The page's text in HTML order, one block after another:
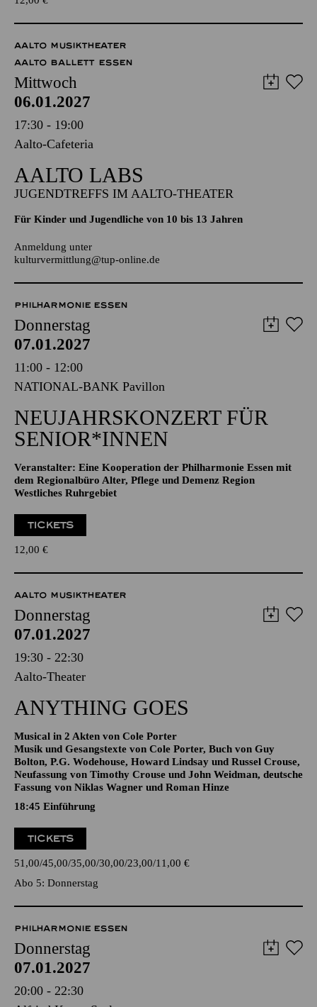
12,00€
AALTO MUSIKTHEATER
AALTO BALLETT ESSEN
Mittwoch
06.01.2027
17:30 - 19:00
Aalto-Cafeteria
AALTO LABS
Für Kinder und Jugendliche von 10 bis 13 Jahren
kulturvermittlung@tup-online.de
PHILHARMONIE ESSEN
Donnerstag
07.01.2027
11:00 - 12:00
NATIONAL-BANK Pavillon
NEUJAHRSKONZERT FÜR
SENIOR*INNEN
dem Regionalbüro Alter, Pflege und Demenz Region
Westliches Ruhrgebiet
12,00€
AALTO MUSIKTHEATER
Donnerstag
07.01.2027
19:30 - 22:30
ANYTHING GOES
Musical in 2 Akten von Cole Porter
Musik und Gesangstexte von Cole Porter, Buch von Guy
Bolton, P.G. Wodehouse, Howard Lindsay und Russel Crouse,
Fassung von Niklas Wagner und Roman Hinze
18:45 Einführung
TICKETS
51,00 45,00 35,00 30,00 23,00 11,00€
Abo 5: Donnerstag
PHILHARMONIE ESSEN
Donnerstag